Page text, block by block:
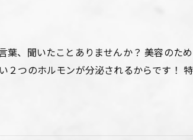
葉、聞いたことありませんか？ 美容のた
２つのホルモンが分泌されるからです！